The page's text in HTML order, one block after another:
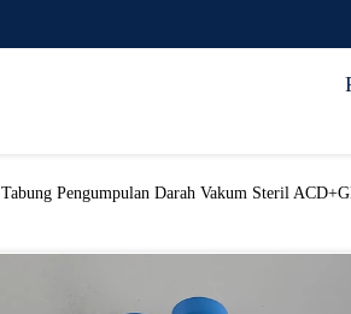
Tabung Pengumpulan Darah Vakum Steril